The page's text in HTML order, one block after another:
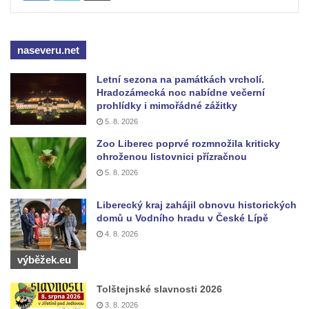
Sloup Nejsvětější Trojice v Chomutově
Sloup svatého Floriána v Chomutově
Sloup Panny Marie v Lokti
Sloup Nejsvětější trojice v Lokti
Sloup Nejsvětější trojice v Krásně
Sloup Nejsvětější Trojice v Horním
Slavkově
Sloup Nejsvětější trojice ve Městě Touškově
Sloup Panny Marie v Plzni
Sloup Panny Marie ve Sloupu v Čechách
Sloup Nejsvětější Trojice s korunováním
Panny Marie v Karlových Varech
Sloup Panny Marie v Chrastavě
naseveru.net
Letní sezona na památkách vrcholí.
Hradozámecká noc nabídne večerní
prohlídky i mimořádné zážitky
5. 8. 2026
Zoo Liberec poprvé rozmnožila kriticky
ohroženou listovnici přízračnou
5. 8. 2026
Liberecký kraj zahájil obnovu historických
domů u Vodního hradu v České Lípě
4. 8. 2026
výběžek.eu
Tolštejnské slavnosti 2026
3. 8. 2026